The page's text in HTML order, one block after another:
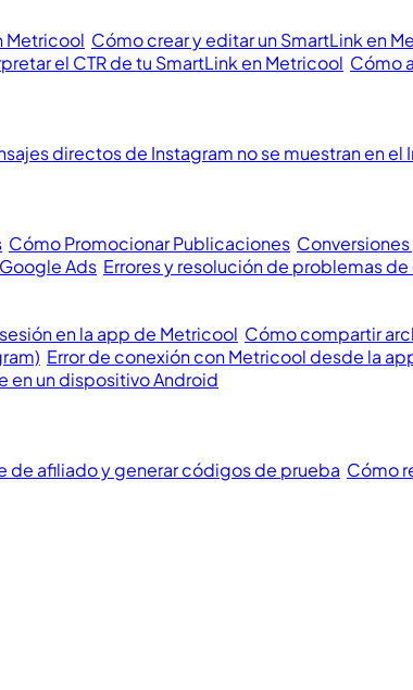
Metricool Cómo crear y editar un SmartLink en
el CTR de tu SmartLink en Metricool Cómo
directos de Instagram no se muestran en el
Cómo Promocionar Publicaciones
Ads Errores y resolución de problemas
en la app de Metricool Cómo compartir
Error de conexión con Metricool desde la
en un dispositivo Android
de afiliado y generar códigos de prueba Cómo